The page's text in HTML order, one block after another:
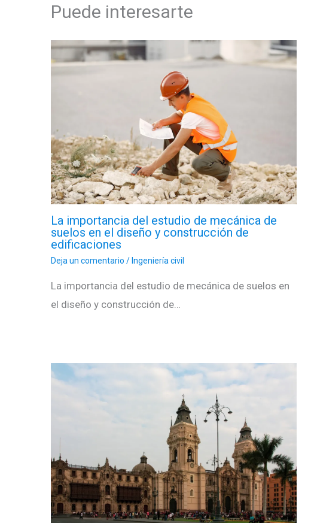
Puede interesarte
La importancia del estudio de mecánica de
suelos en el diseño y construcción de
edificaciones
Deja un comentario / Ingeniería civil
La importancia del estudio de mecánica de suelos en
el diseño y construcción de…